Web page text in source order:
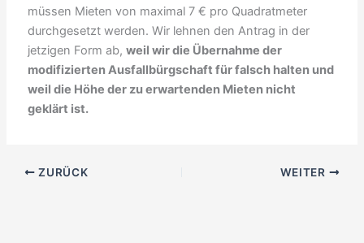
müssen Mieten von maximal 7 € pro Quadratmeter
durchgesetzt werden. Wir lehnen den Antrag in der
jetzigen Form ab,weil wir die Übernahme der
modifizierten Ausfallbürgschaft für falsch halten und
weil die Höhe der zu erwartenden Mieten nicht
geklärt ist.
ZURÜCK WEITER